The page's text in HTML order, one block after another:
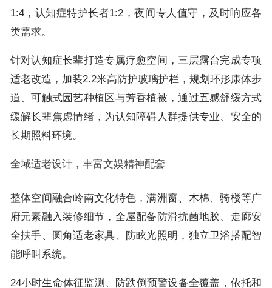
1:4，认知症特护长者1:2，夜间专人值守，及时响应各
类需求。
针对认知症长辈打造专属疗愈空间，三层露台完成专项
适老改造，加装2.2米高防护玻璃护栏，规划环形康体步
道、可触式园艺种植区与芳香植被，通过五感舒缓方式
缓解长辈焦虑情绪，为认知障碍人群提供专业、安全的
长期照料环境。
全域适老设计，丰富文娱精神配套
整体空间融合岭南文化特色，满洲窗、木棉、骑楼等广
府元素融入装修细节，全屋配备防滑抗菌地胶、走廊安
全扶手、圆角适老家具、防眩光照明，独立卫浴搭配智
能呼叫系统。
24小时生命体征监测、防跌倒预警设备全覆盖，依托和